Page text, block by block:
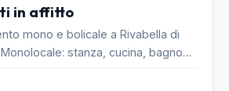
in affitto
mono e bolicale a Rivabella di
stanza, cucina, bagno
Completamente arredato, ...